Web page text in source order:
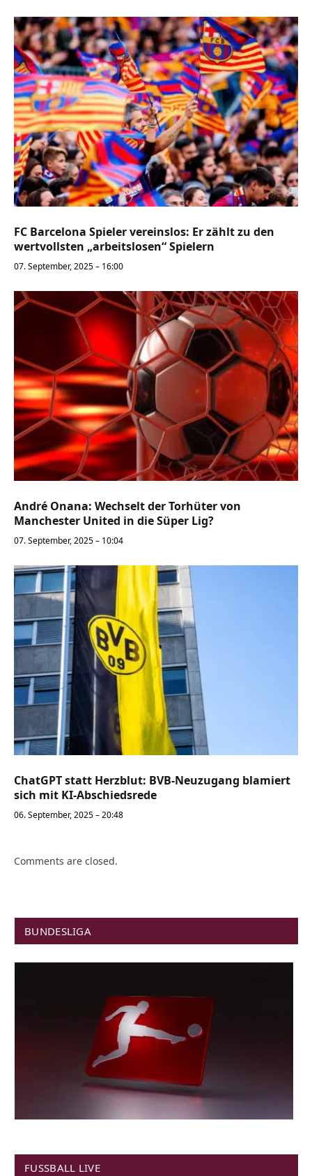
FC Barcelona Spieler vereinslos: Er zählt zu den
wertvollsten „arbeitslosen“ Spielern
07. September, 2025 – 16:00
André Onana: Wechselt der Torhüter von
Manchester United in die Süper Lig?
07. September, 2025 – 10:04
ChatGPT statt Herzblut: BVB-Neuzugang blamiert
sich mit KI-Abschiedsrede
06. September, 2025 – 20:48
Comments are closed.
BUNDESLIGA
FUSSBALL LIVE